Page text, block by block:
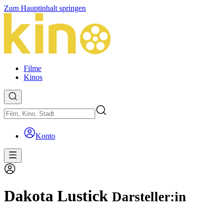
Zum Hauptinhalt springen
Filme
Kinos
Konto
Dakota Lustick Darsteller:in